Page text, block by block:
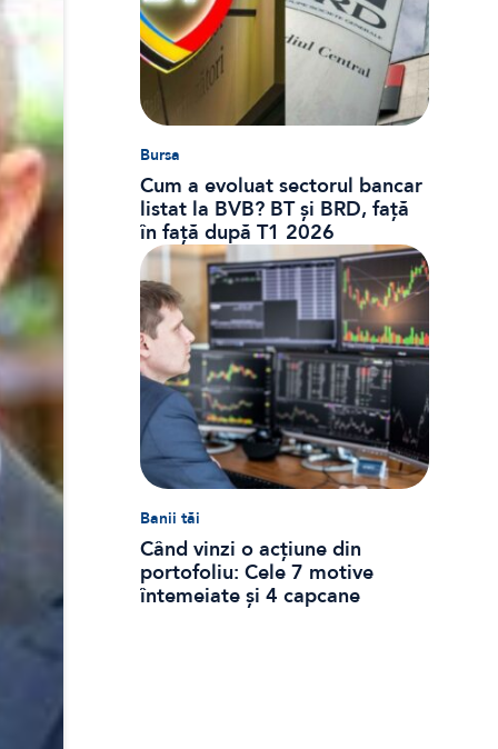
Bursa
Cum a evoluat sectorul bancar
listat la BVB? BT și BRD, față
în față după T1 2026
Banii tăi
Când vinzi o acțiune din
portofoliu: Cele 7 motive
întemeiate și 4 capcane